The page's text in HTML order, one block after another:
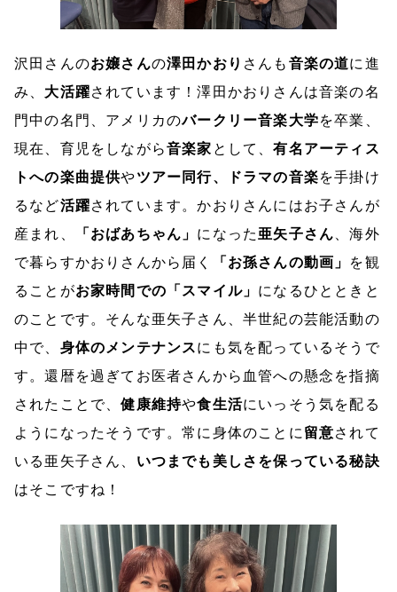
沢田さんのお嬢さんの澤田かおり さんも 音楽の道に進
み、 大活躍されています！澤田かおりさんは音楽の名
門中の名門、アメリカのバークリー音楽大学を卒業、
現在、育児をしながら音楽家 として、有名アーティス
トへの楽曲提供やツアー同行、ドラマの音楽を手掛け
るなど活躍されています。かおりさんにはお子さんが
産まれ、
「おばあちゃん」 になった 亜矢子さん 、海外
で暮らすかおりさんから届く
「お孫さんの動画」 を観
ることがお家時間での「スマイル」 になるひとときと
のことです。そんな亜矢子さん、半世紀の芸能活動の
中で、 身体のメンテナンスにも気を配っているそうで
す。還暦を過ぎてお医者さんから血管への懸念を指摘
されたことで、健康維持や食生活にいっそう気を配る
ようになったそうです。常に身体のことに 留意されて
いる亜矢子さん、 いつまでも美しさを保っている秘訣
はそこですね！